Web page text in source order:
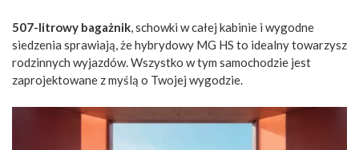
507-litrowy bagażnik, schowki w całej kabinie i wygodne
siedzenia sprawiają, że hybrydowy MG HS to idealny towarzysz
rodzinnych wyjazdów. Wszystko w tym samochodzie jest
zaprojektowane z myślą o Twojej wygodzie.